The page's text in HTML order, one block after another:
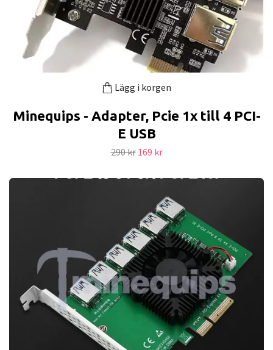
Lägg i korgen
Minequips - Adapter, Pcie 1x till 4 PCI-
E USB
290 kr 169 kr